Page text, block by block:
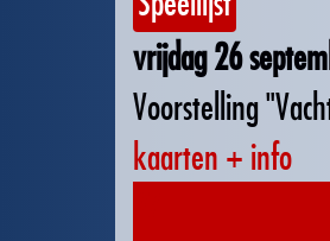
vrijdag 26
Voorstelling
kaarten + info